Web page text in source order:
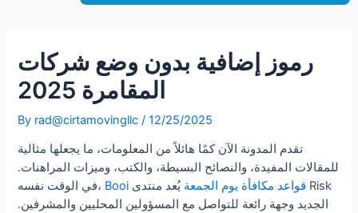
رموز إضافية بدون وضع شركات
المقامرة 2025
By rad@cirtamovingllc/12/25/2025
تقدم المدونة الآن كمًا هائلاً من المعلومات، ما يجعلها مثالية
للمقالات المفيدة، والنصائح البسيطة، والكتب، وميزات المراهنات.
في الوقت نفسه،
Booi قواعد مكافأة يوم الجمعة يُعد منتدى Risk
الجديد وجهة رائعة للتواصل مع المسؤولين المحليين والمشرفين.